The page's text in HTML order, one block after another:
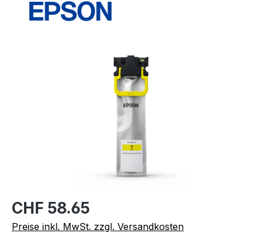
Bildergalerie überspringen
CHF 58.65
Preise inkl. MwSt. zzgl. Versandkosten